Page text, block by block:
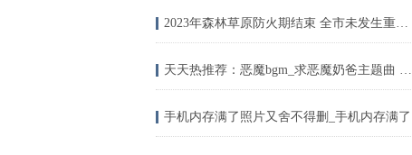
2023年森林草原防火期结束 全市未发生重特大森林火灾和人员伤亡事故
天天热推荐：恶魔bgm_求恶魔奶爸主题曲 插曲 尾曲
手机内存满了照片又舍不得删_手机内存满了